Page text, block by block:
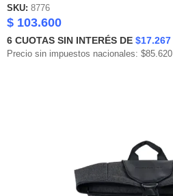
SKU: 8776
$ 103.600
6 CUOTAS SIN INTERÉS DE $17.267
Precio sin impuestos nacionales: $85.620